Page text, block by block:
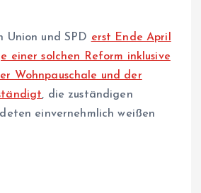
Union und SPD erst Ende April
einer solchen Reform inklusive
Wohnpauschale und der
, die zuständigen
einvernehmlich weißen